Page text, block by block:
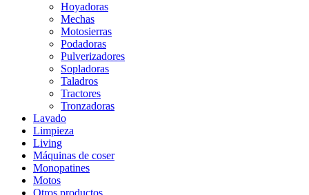
Hoyadoras
Mechas
Motosierras
Podadoras
Pulverizadores
Sopladoras
Taladros
Tractores
Tronzadoras
Lavado
Limpieza
Living
Máquinas de coser
Monopatines
Motos